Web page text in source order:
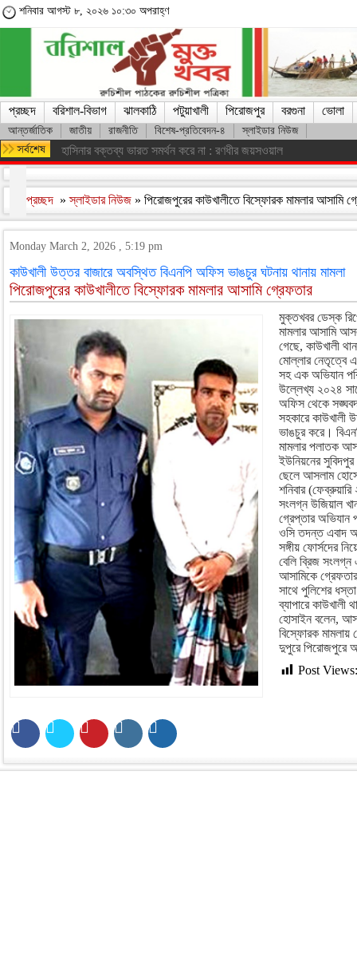
শনিবার আগস্ট ৮, ২০২৬ ১০:৩০ অপরাহ্ণ
প্রচ্ছদ বরিশাল-বিভাগ ঝালকাঠি পটুয়াখালী পিরোজপুর বরগুনা ভোলা
আন্তর্জাতিক জাতীয় রাজনীতি বিশেষ-প্রতিবেদন-৪ স্লাইডার নিউজ
শেখ হাসিনার সঙ্গে দেশে ফিরতে চান সাকিব
প্রচ্ছদ »স্লাইডার নিউজ » পিরোজপুরের কাউখালীতে বিস্ফোরক মামলার আসামি
Monday March 2, 2026 , 5:19 pm
কাউখালী উত্তর বাজারে অবস্থিত বিএনপি অফিস ভাঙচুর ঘটনায় থানায় মামলা
পিরোজপুরের কাউখালীতে বিস্ফোরক মামলার আসামি গ্রেফতার
মুক্তখবর ডেস্ক
মামলার আসামি
গেছে, কাউখালী
মোল্লার নেতৃত্বে
সহ এক অভিযান
উল্লেখ্য ২০২৪
অফিস থেকে
সহকারে কাউখালী
ভাঙচুর করে।
মামলার পলাতক
ইউনিয়নের
ছেলে আসলাম
শনিবার
সংলগ্ন উজিয়াল
গ্রেপ্তার অভিযান
ওসি তদন্ত এবাদ
সঙ্গীয় ফোর্সদের
বেলি ব্রিজ সংলগ্ন
আসামিকে
সাথে পুলিশের
ব্যাপারে কাউখালী
হোসাইন বলেন,
বিস্ফোরক মামলায়
দুপুরে পিরোজপুরে
Post Views: